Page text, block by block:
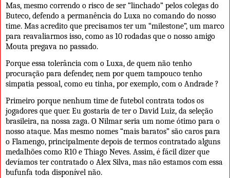
Mas, mesmo correndo o risco de ser “linchado” pelos colegas do
Buteco, defendo a permanência do Luxa no comando do nosso
time. Mas acredito que precisamos ter um “milestone”, um marco
para reavaliarmos isso, como as 10 rodadas que o nosso amigo
Mouta pregava no passado.
Porque essa tolerância com o Luxa, de quem não tenho
procuração para defender, nem por quem tampouco tenho
simpatia pessoal, como eu tinha, por exemplo, com o Andrade ?
Primeiro porque nenhum time de futebol contrata todos os
jogadores que quer. Eu gostaria de ter o David Luiz, da seleção
brasileira, na nossa zaga. O Nilmar seria um nome ótimo para o
nosso ataque. Mas mesmo nomes “mais baratos” são caros para
o Flamengo, principalmente depois de termos contratado alguns
medalhões como R10 e Thiago Neves. Assim, é fácil dizer que
devíamos ter contratado o Alex Silva, mas não estamos com essa
bufunfa toda disponível não.